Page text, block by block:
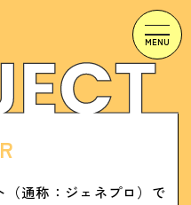
（通称：ジェネプロ）で